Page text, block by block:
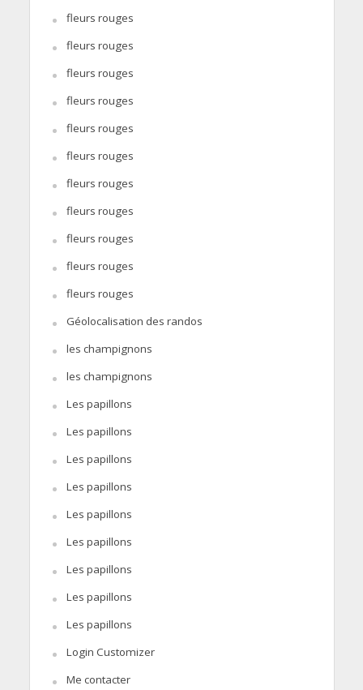
fleurs rouges
fleurs rouges
fleurs rouges
fleurs rouges
fleurs rouges
fleurs rouges
fleurs rouges
fleurs rouges
fleurs rouges
fleurs rouges
fleurs rouges
Géolocalisation des randos
les champignons
les champignons
Les papillons
Les papillons
Les papillons
Les papillons
Les papillons
Les papillons
Les papillons
Les papillons
Les papillons
Login Customizer
Me contacter